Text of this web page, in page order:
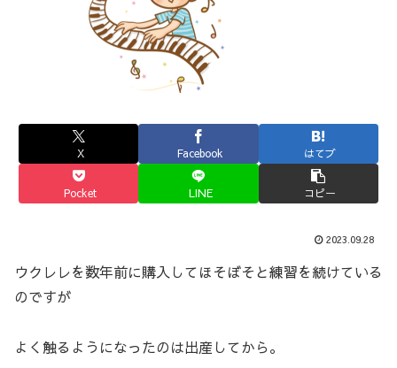
X Facebook はてブ
Pocket LINE コピー
2023.09.28
ウクレレを数年前に購入してほそぼそと練習を続けている
のですが
よく触るようになったのは出産してから。